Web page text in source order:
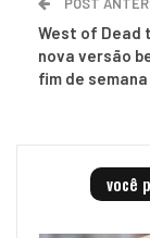
POST
West of Dead
nova versão
fim de semana
você